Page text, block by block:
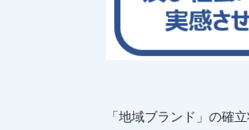
「地域ブランド」の確